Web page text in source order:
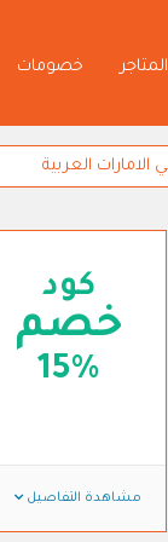
المتاجر خصومات
كود
خصم
15%
مشاهدة التفاصيل